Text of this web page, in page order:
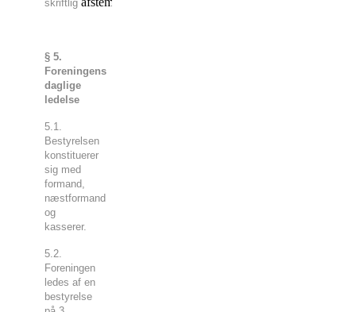
skriftlig
§ 5.
Foreningens
daglige
ledelse
5.1.
Bestyrelsen
konstituerer
sig med
formand,
næstformand
og
kasserer.
5.2.
Foreningen
ledes af en
bestyrelse